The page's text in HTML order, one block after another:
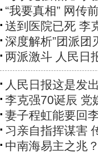
“我要真相” 网传
送到医院已死 李
深度解析”团派团
两派激斗 人民日
人民日报这是发
李克强70诞辰 党
妻子程虹能要回
习亲自指挥谋害
中南海易主之兆